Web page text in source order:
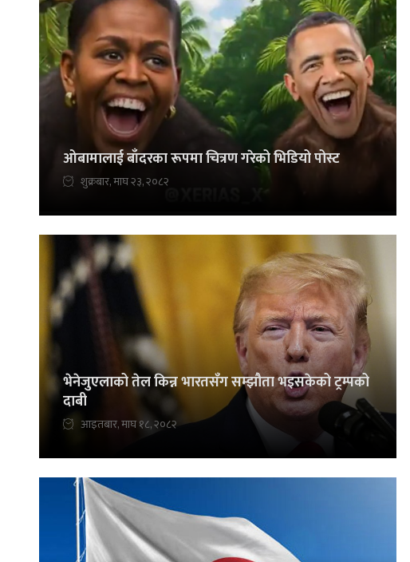
ओबामालाई बाँदरका रूपमा चित्रण गरेको भिडियो पोस्ट
शुक्रबार, माघ २३, २०८२
भेनेजुएलाको तेल किन्न भारतसँग सम्झौता भइसकेको ट्रम्पको
दाबी
आइतबार, माघ १८, २०८२